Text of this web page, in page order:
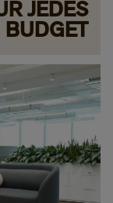
JEDES
BUDGET